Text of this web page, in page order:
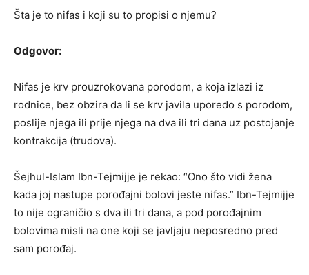
Šta je to nifas i koji su to propisi o njemu?
Odgovor:
Nifas je krv prouzrokovana porodom, a koja izlazi iz
rodnice, bez obzira da li se krv javila uporedo s porodom,
poslije njega ili prije njega na dva ili tri dana uz postojanje
kontrakcija (trudova).
Šejhul-Islam Ibn-Tejmijje je rekao: “Ono što vidi žena
kada joj nastupe porođajni bolovi jeste nifas.” Ibn-Tejmijje
to nije ograničio s dva ili tri dana, a pod porođajnim
bolovima misli na one koji se javljaju neposredno pred
sam porođaj.